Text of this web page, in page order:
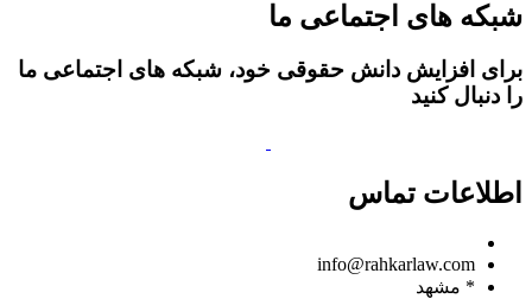
شبکه های اجتماعی ما
برای افزایش دانش حقوقی خود، شبکه های اجتماعی ما
را دنبال کنید
اطلاعات تماس
info@rahkarlaw.com
* مشهد